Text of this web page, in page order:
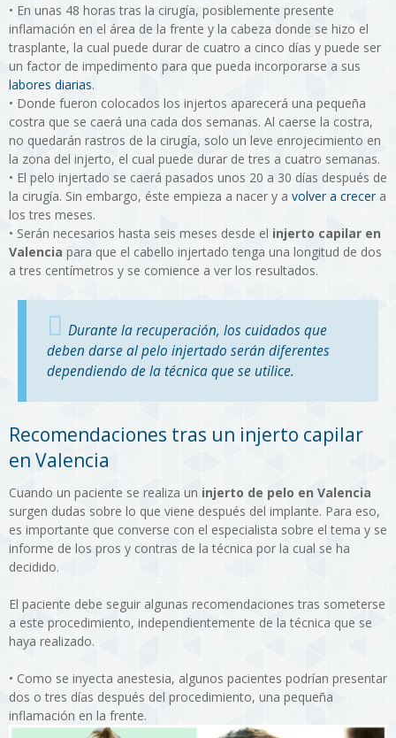
• En unas 48 horas tras la cirugía, posiblemente presente
inflamación en el área de la frente y la cabeza donde se hizo el
trasplante, la cual puede durar de cuatro a cinco días y puede ser
un factor de impedimento para que pueda incorporarse a sus
labores diarias.
• Donde fueron colocados los injertos aparecerá una pequeña
costra que se caerá una cada dos semanas. Al caerse la costra,
no quedarán rastros de la cirugía, solo un leve enrojecimiento en
la zona del injerto, el cual puede durar de tres a cuatro semanas.
• El pelo injertado se caerá pasados unos 20 a 30 días después de
la cirugía. Sin embargo, éste empieza a nacer y a volver a crecera
los tres meses.
• Serán necesarios hasta seis meses desde el injerto capilar en
Valencia para que el cabello injertado tenga una longitud de dos
a tres centímetros y se comience a ver los resultados.
Durante la recuperación, los cuidados que
deben darse al pelo injertado serán diferentes
dependiendo de la técnica que se utilice.
Recomendaciones tras un injerto capilar
en Valencia
Cuando un paciente se realiza un injerto de pelo en Valencia
surgen dudas sobre lo que viene después del implante. Para eso,
es importante que converse con el especialista sobre el tema y se
informe de los pros y contras de la técnica por la cual se ha
decidido.
El paciente debe seguir algunas recomendaciones tras someterse
a este procedimiento, independientemente de la técnica que se
haya realizado.
• Como se inyecta anestesia, algunos pacientes podrían presentar
dos o tres días después del procedimiento, una pequeña
inflamación en la frente.